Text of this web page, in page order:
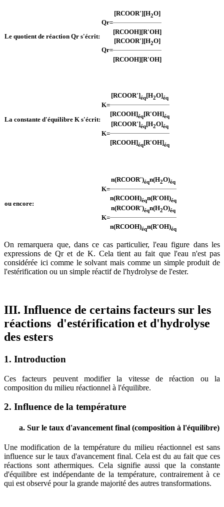
Le quotient de réaction Qr s'écrit:
Qr=
[RCOOR'][H2O]
[RCOOH][R'OH]
Qr=
[RCOOR'][H2O]
[RCOOH][R'OH]
La constante d'équilibre K s'écrit:
K=
[RCOOR']éq[H2O]éq
[RCOOH]éq[R'OH]éq
K=
[RCOOR']éq[H2O]éq
[RCOOH]éq[R'OH]éq
ou encore:
K=
n(RCOOR')éqn(H2O)éq
n(RCOOH)éqn(R'OH)éq
K=
n(RCOOR')éqn(H2O)éq
n(RCOOH)éqn(R'OH)éq
On remarquera que, dans ce cas particulier, l'eau figure dans les
expressions de Qr et de K. Cela tient au fait que l'eau n'est pas
considérée ici comme le solvant mais comme un simple produit de
l'estérification ou un simple réactif de l'hydrolyse de l'ester.
III. Influence de certains facteurs sur les
réactions d'estérification et d'hydrolyse
des esters
1. Introduction
Ces facteurs peuvent modifier la vitesse de réaction ou la
composition du milieu réactionnel à l'équilibre.
2. Influence de la température
a. Sur le taux d'avancement final (composition à l'équilibre)
Une modification de la température du milieu réactionnel est sans
influence sur le taux d'avancement final. Cela est du au fait que ces
réactions sont athermiques. Cela signifie aussi que la constante
d'équilibre est indépendante de la température, contrairement à ce
qui est observé pour la grande majorité des autres transformations.